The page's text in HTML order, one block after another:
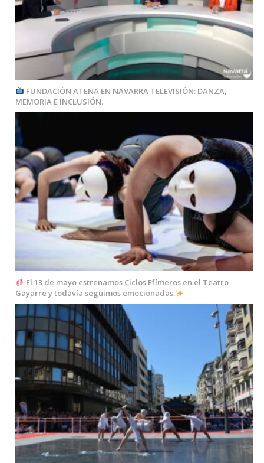
FUNDACIÓN ATENA EN NAVARRA TELEVISIÓN: DANZA,
MEMORIA E INCLUSIÓN.
El 13 de mayo estrenamos Ciclos Efímeros en el Teatro
Gayarre y todavía seguimos emocionadas.